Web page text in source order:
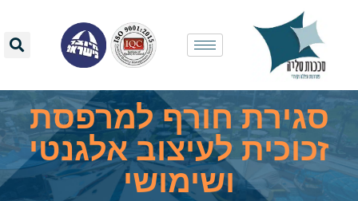
סגירת חורף למרפסת
זכוכית לעיצוב אלגנטי
ושימושי